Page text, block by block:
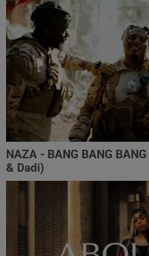
NAZA - BANG BANG
& Dadi)